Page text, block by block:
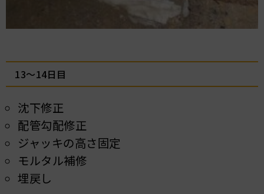
13～14日目
沈下修正
配管勾配修正
ジャッキの高さ固定
モルタル補修
埋戻し